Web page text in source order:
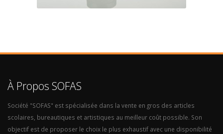
À Propos SOFAS
Société "SOFAS" est spécialisée dans la vente en gros des articles
scolaires, bureautiques et artistiques au meilleur coût possible. Son
objectif est de proposer le choix le plus exhaustif avec une disponibilité